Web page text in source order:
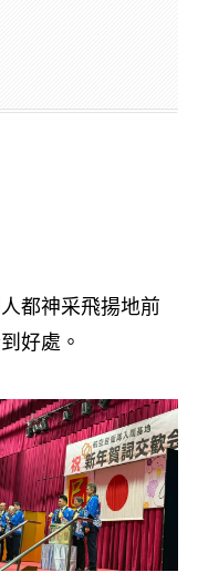
都神采飛揚地前
好處。